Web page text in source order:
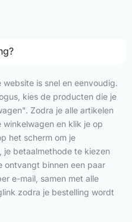
is snel en eenvoudig.
kies de producten die je
Zodra je alle artikelen
en klik je op
het scherm om je
je betaalmethode te kiezen
ontvangt binnen een paar
e-mail, samen met alle
zodra je bestelling wordt